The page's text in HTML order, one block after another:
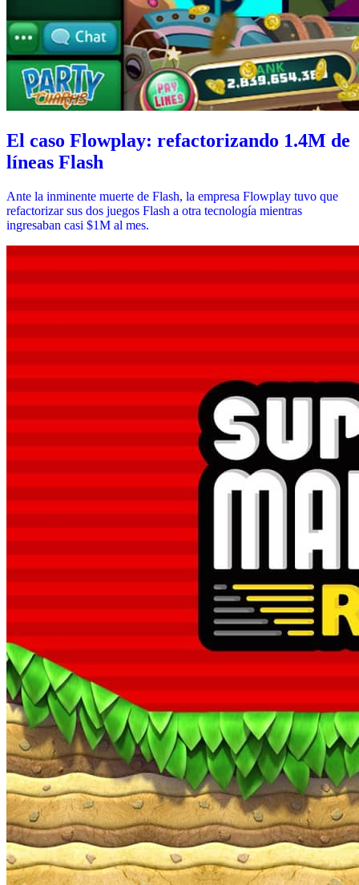
El caso Flowplay: refactorizando 1.4M de
líneas Flash
Ante la inminente muerte de Flash, la empresa Flowplay tuvo que
refactorizar sus dos juegos Flash a otra tecnología mientras
ingresaban casi $1M al mes.